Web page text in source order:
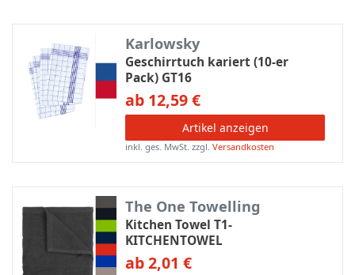
Karlowsky
Geschirrtuch kariert (10-er
Pack) GT16
ab 12,59 €
Artikel anzeigen
inkl. ges. MwSt. zzgl.Versandkosten
The One Towelling
Kitchen Towel T1-
KITCHENTOWEL
ab 2,01 €